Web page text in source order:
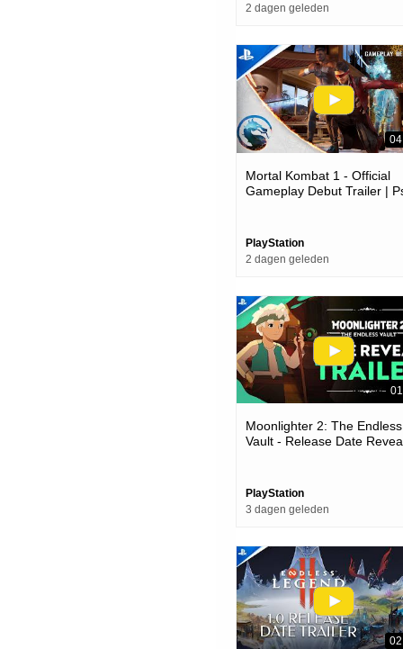
2 dagen geleden
Mortal Kombat 1 - Official
Gameplay Debut Trailer |
PlayStation
2 dagen geleden
Moonlighter 2: The Endless
Vault - Release Date
PlayStation
3 dagen geleden